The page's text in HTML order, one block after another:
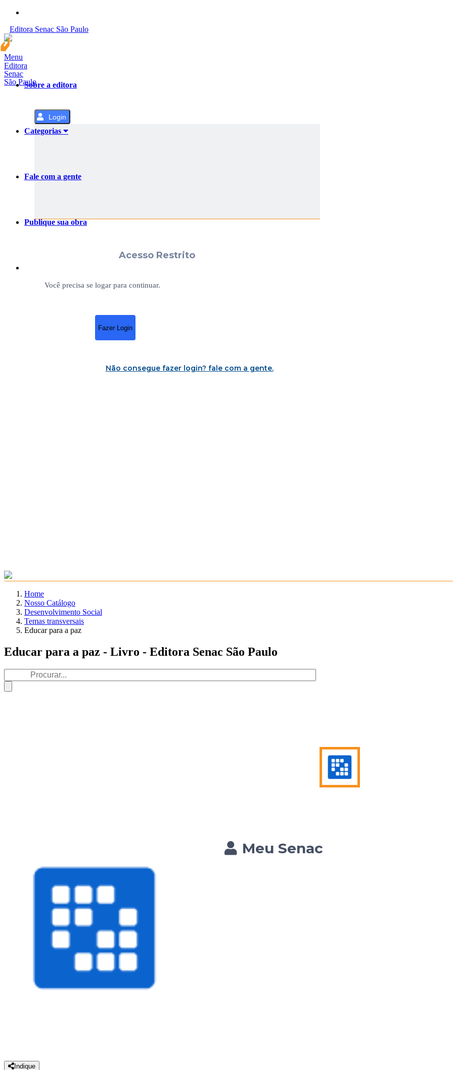
o
Editora Senac São Paulo
Menu
Editora
Senac
São PauloSobre a editora
Categorias
Fale com a gente
Publique sua obra
Login
Meu Senac
Acesso Restrito
Você precisa se logar para continuar.
Fazer Login
Não consegue fazer login? fale com a gente.
Home
Nosso Catálogo
Desenvolvimento Social
Temas transversais
Educar para a paz
Educar para a paz - Livro - Editora Senac São Paulo
Indique